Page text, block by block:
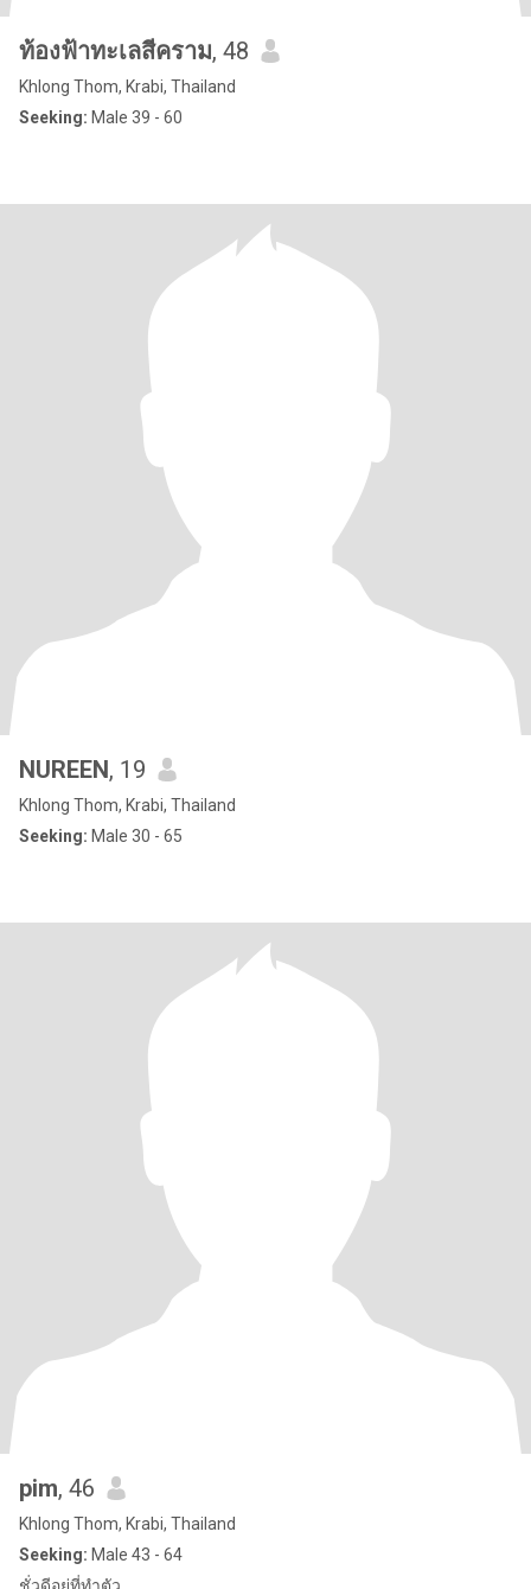
ท้องฟ้าทะเลสีคราม, 48
Khlong Thom, Krabi, Thailand
Seeking: Male 39 - 60
NUREEN, 19
Khlong Thom, Krabi, Thailand
Seeking: Male 30 - 65
pim, 46
Khlong Thom, Krabi, Thailand
Seeking: Male 43 - 64